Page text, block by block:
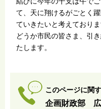
て、天に翔けるがごとく
ていきたいと考えておりま
どうか市民の皆さま、引
たします。
このページに関
企画財政部